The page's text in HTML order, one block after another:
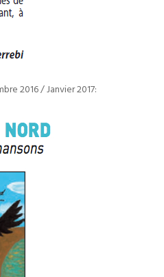
2016 / Janvier 2017: